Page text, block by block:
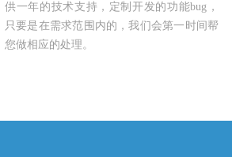
供一年的技术支持，定制开发的功能bug，
只要是在需求范围内的，我们会第一时间帮
您做相应的处理。